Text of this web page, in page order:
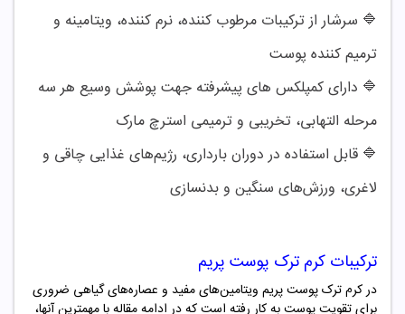
🔷 سرشار از ترکیبات مرطوب کننده، نرم کننده، ویتامینه و
ترمیم کننده پوست
🔷 دارای کمپلکس‌ های پیشرفته جهت پوشش وسیع هر سه
مرحله التهابی، تخریبی و ترمیمی استرچ مارک
🔷 قابل استفاده در دوران بارداری، رژیم‌های غذایی چاقی و
لاغری، ورزش‌های سنگین و بدنسازی
ترکیبات کرم ترک پوست پریم
در کرم ترک پوست پریم ویتامین‌های مفید و عصاره‌های گیاهی ضروری
برای تقویت پوست به کار رفته است که در ادامه مقاله با مهمترین آنها،